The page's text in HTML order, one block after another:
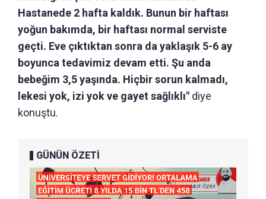
Hastanede 2 hafta kaldık. Bunun bir haftası
yoğun bakımda, bir haftası normal serviste
geçti. Eve çıktıktan sonra da yaklaşık 5-6 ay
boyunca tedavimiz devam etti. Şu anda
bebeğim 3,5 yaşında. Hiçbir sorun kalmadı,
lekesi yok, izi yok ve gayet sağlıklı" diye
konuştu.
GÜNÜN ÖZETİ